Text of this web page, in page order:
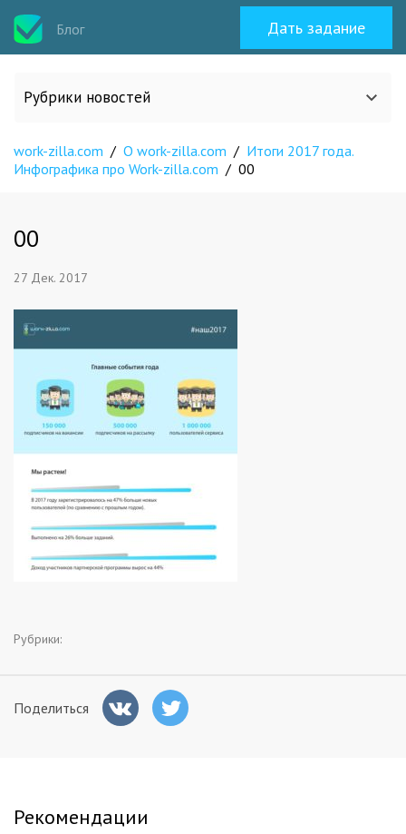
Блог Дать задание
Рубрики новостей
Все статьи
Исполнителям
Заказчикам
Полезное
Гости
work-zilla.com / О work-zilla.com / Итоги 2017 года.
Инфографика про Work-zilla.com / 00
00
27 Дек. 2017
Рубрики:
Поделиться
Рекомендации